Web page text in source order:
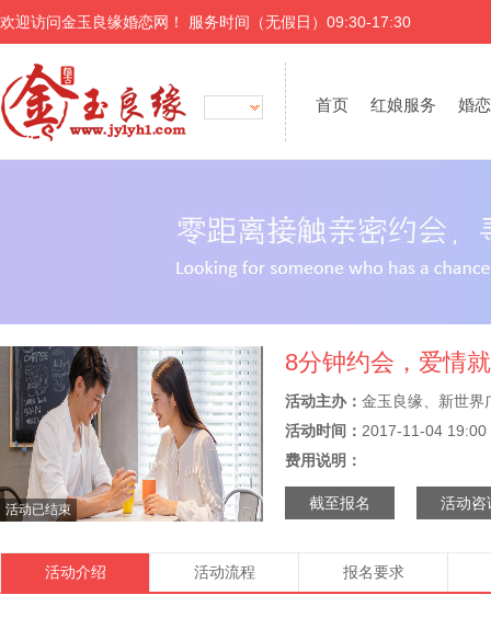
欢迎访问金玉良缘婚恋网！ 服务时间（无假日）09:30-17:30
首页 红娘服务 婚
活动已结束
8分钟约会，爱情
活动主办： 金玉良缘、新世界
活动时间： 2017-11-04 19:00
费用说明：
截至报名 活动咨
活动介绍 活动流程 报名要求